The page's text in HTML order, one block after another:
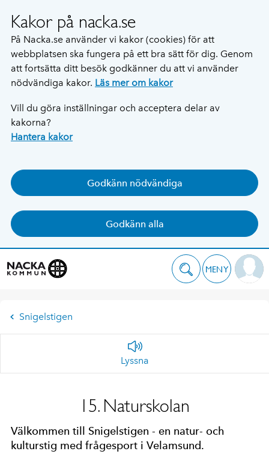
Kakor på nacka.se
På Nacka.se använder vi kakor (cookies) för att
webbplatsen ska fungera på ett bra sätt för dig. Genom
att fortsätta ditt besök godkänner du att vi använder
nödvändiga kakor. Läs mer om kakor
Vill du göra inställningar och acceptera delar av
kakorna?
Hantera kakor
Godkänn nödvändiga
Godkänn alla
MENY
Snigelstigen
Lyssna
15. Naturskolan
Välkommen till Snigelstigen - en natur- och
kulturstig med frågesport i Velamsund.